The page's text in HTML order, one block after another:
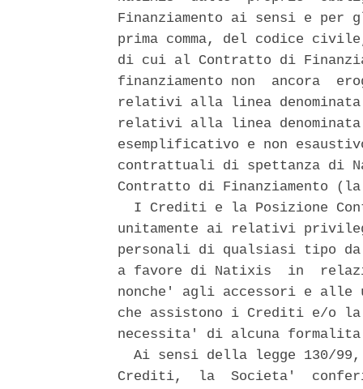
Finanziamento ai sensi e
prima comma, del codice
di cui al Contratto di
finanziamento non  ancora
relativi alla linea
relativi alla linea
esemplificativo e non
contrattuali di spettanza di
Contratto di Finanziamento
I Crediti e la Posizione
unitamente ai relativi
personali di qualsiasi tipo da
a favore di Natixis  in
nonche' agli accessori e
che assistono i Crediti e/o la
necessita' di alcuna
Ai sensi della legge 130/
Crediti,  la  Societa'